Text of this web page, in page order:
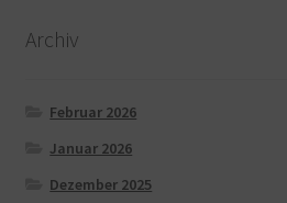
Archiv
Februar 2026
Januar 2026
Dezember 2025